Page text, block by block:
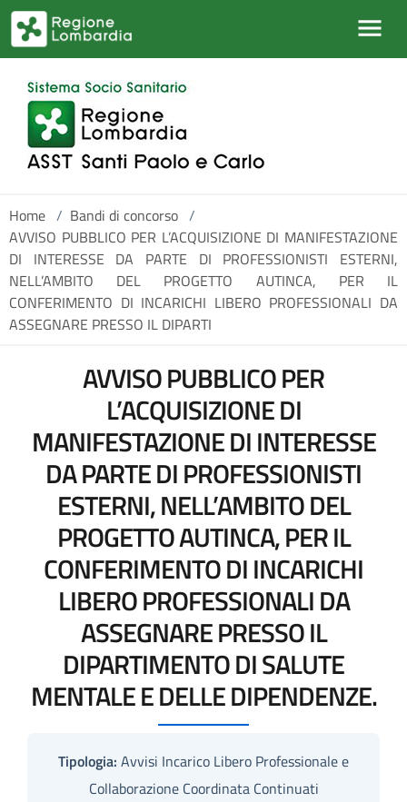
Salta al contenuto principale
Home / Bandi di concorso /
AVVISO PUBBLICO PER L’ACQUISIZIONE DI MANIFESTAZIONE
DI INTERESSE DA PARTE DI PROFESSIONISTI ESTERNI,
NELL’AMBITO DEL PROGETTO AUTINCA, PER IL
CONFERIMENTO DI INCARICHI LIBERO PROFESSIONALI DA
ASSEGNARE PRESSO IL DIPARTI
AVVISO PUBBLICO PER
L’ACQUISIZIONE DI
MANIFESTAZIONE DI INTERESSE
DA PARTE DI PROFESSIONISTI
ESTERNI, NELL’AMBITO DEL
PROGETTO AUTINCA, PER IL
CONFERIMENTO DI INCARICHI
LIBERO PROFESSIONALI DA
ASSEGNARE PRESSO IL
DIPARTIMENTO DI SALUTE
MENTALE E DELLE DIPENDENZE.
Tipologia: Avvisi Incarico Libero Professionale e
Collaborazione Coordinata Continuati